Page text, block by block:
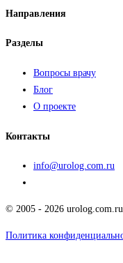
Направления
Разделы
Вопросы врачу
Блог
О проекте
Контакты
info@urolog.com.ru
© 2005 - 2026
Политика